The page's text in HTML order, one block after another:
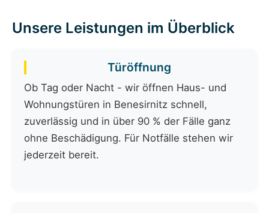
Unsere Leistungen im Überblick
Türöffnung
Ob Tag oder Nacht - wir öffnen Haus- und
Wohnungstüren in Benesirnitz schnell,
zuverlässig und in über 90 % der Fälle ganz
ohne Beschädigung. Für Notfälle stehen wir
jederzeit bereit.